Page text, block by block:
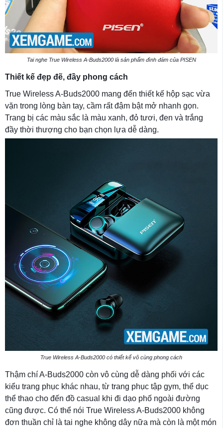
Tai nghe True Wireless A-Buds2000 là sản phẩm đình đám của PISEN
Thiết kế đẹp đẽ, đầy phong cách
True Wireless A-Buds2000 mang đến thiết kế hộp sạc vừa
vặn trong lòng bàn tay, cầm rất đậm bật mở nhanh gọn.
Trang bị các màu sắc là màu xanh, đỏ tươi, đen và trắng
đầy thời thượng cho bạn chọn lựa dễ dàng.
True Wireless A-Buds2000 có thiết kế vô cùng phong cách
Thậm chí A-Buds2000 còn vô cùng dễ dàng phối với các
kiểu trang phục khác nhau, từ trang phục tập gym, thể dục
thể thao cho đến đồ casual khi đi dạo phố ngoài đường
cũng được. Có thể nói True Wireless A-Buds2000 không
đơn thuần chỉ là tai nghe không dây nữa mà còn là một món